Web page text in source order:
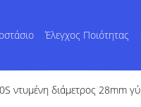
Έλεγχος Ποιότητας
ντυμένη διάμετρος 28mm